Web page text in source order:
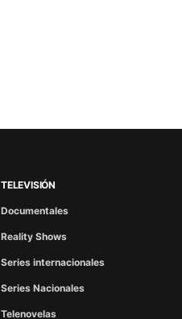
TELEVISIÓN
Documentales
Reality Shows
Series internacionales
Series Nacionales
Telenovelas